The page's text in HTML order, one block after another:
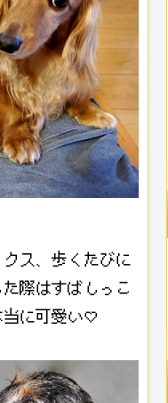
ス、歩くたびに
際はすばしっこ
当に可愛い♡